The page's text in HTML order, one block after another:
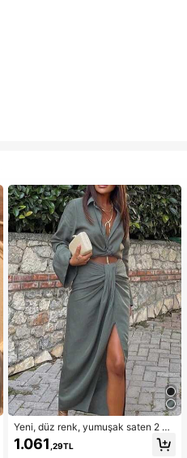
Yeni, düz renk, yumuşak saten 2 pa
rçalı takım, ilkbahar/yaz ev giyimi, i
şe gidip gelme, müzik festivalleri ve
1.061 ,29TL